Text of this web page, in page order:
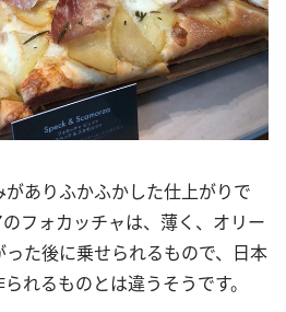
ありふかふかした仕上がりで
フォカッチャは、薄く、オリー
た後に乗せられるもので、日本
れるものとは違うそうです。